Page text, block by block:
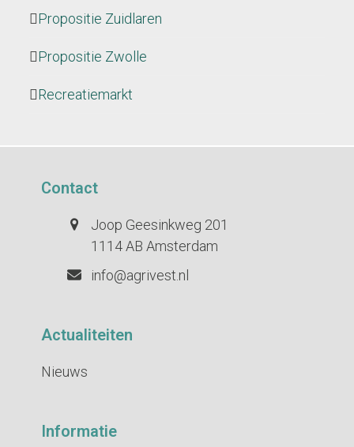
Propositie Zuidlaren
Propositie Zwolle
Recreatiemarkt
Contact
Joop Geesinkweg 201
1114 AB Amsterdam
info@agrivest.nl
Actualiteiten
Nieuws
Informatie